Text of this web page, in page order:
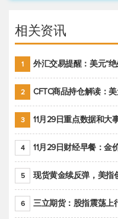
相关资讯
1 外汇交易提醒：美元“
2 CFTC商品持仓解读：美元净空头
3 11月29日重点数据和大
4 11月29日财经早餐：金价从逾一
5 现货黄金续反弹，美指
6 三立期货：股指震荡上行，